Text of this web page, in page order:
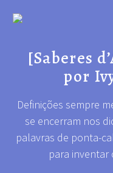
[Saberes
por
Definições sempre
se encerram nos
palavras de ponta-
para